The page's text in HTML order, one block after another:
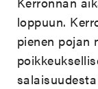
loppuun.
pienen pojan